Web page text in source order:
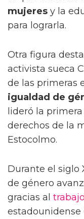
mujeres y la
para lograrla.
Otra figura
activista sueca
de las primeras
igualdad de
lideró la
derechos de la
Estocolmo.
Durante el siglo
de género
gracias al trabajo
estadounidense